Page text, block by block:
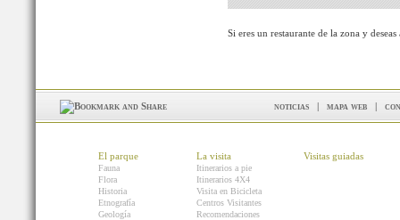
Si eres un restaurante de la zona y
noticias | mapa web |
El parque
Fauna
Flora
Historia
Etnografía
Geología
La visita
Itinerarios a pie
Itinerarios 4X4
Visita en Bicicleta
Centros Visitantes
Recomendaciones
Visitas guiadas